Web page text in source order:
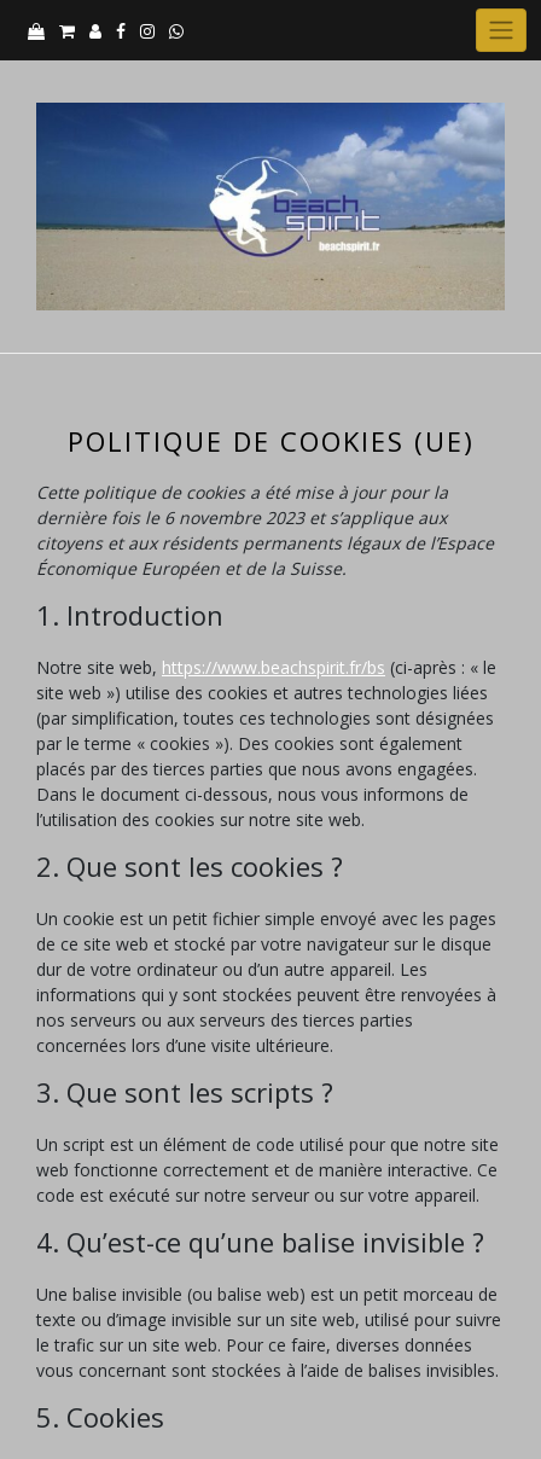
POLITIQUE DE COOKIES (UE)
Cette politique de cookies a été mise à jour pour la
dernière fois le 6 novembre 2023 et s’applique aux
citoyens et aux résidents permanents légaux de l’Espace
Économique Européen et de la Suisse.
1. Introduction
Notre site web, https://www.beachspirit.fr/bs (ci-après : « le
site web ») utilise des cookies et autres technologies liées
(par simplification, toutes ces technologies sont désignées
par le terme « cookies »). Des cookies sont également
placés par des tierces parties que nous avons engagées.
Dans le document ci-dessous, nous vous informons de
l’utilisation des cookies sur notre site web.
2. Que sont les cookies ?
Un cookie est un petit fichier simple envoyé avec les pages
de ce site web et stocké par votre navigateur sur le disque
dur de votre ordinateur ou d’un autre appareil. Les
informations qui y sont stockées peuvent être renvoyées à
nos serveurs ou aux serveurs des tierces parties
concernées lors d’une visite ultérieure.
3. Que sont les scripts ?
Un script est un élément de code utilisé pour que notre site
web fonctionne correctement et de manière interactive. Ce
code est exécuté sur notre serveur ou sur votre appareil.
4. Qu’est-ce qu’une balise invisible ?
Une balise invisible (ou balise web) est un petit morceau de
texte ou d’image invisible sur un site web, utilisé pour suivre
le trafic sur un site web. Pour ce faire, diverses données
vous concernant sont stockées à l’aide de balises invisibles.
5. Cookies